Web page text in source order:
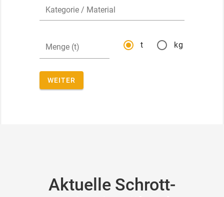
t kg
WEITER
Aktuelle Schrott-